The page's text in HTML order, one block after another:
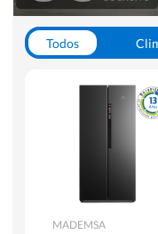
Todos
Hornos y
MADEMSA